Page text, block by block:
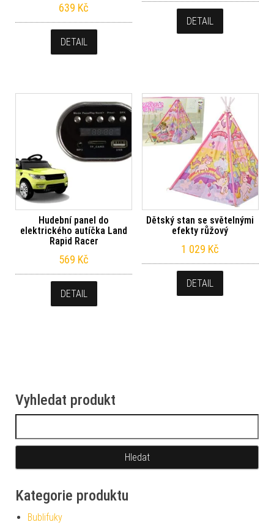
639 Kč
DETAIL
DETAIL
Hudební panel do
elektrického autíčka Land
Rapid Racer
569 Kč
DETAIL
Dětský stan se světelnými
efekty růžový
1 029 Kč
DETAIL
Vyhledat produkt
Kategorie produktu
Bublifuky